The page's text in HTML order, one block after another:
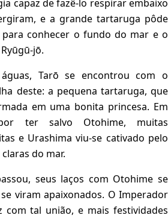
capaz de fazê-lo respirar embaixo
e a grande tartaruga pôde
para conhecer o fundo do mar e o
jō.
Tarō se encontrou com o
deste: a pequena tartaruga, que
em uma bonita princesa. Em
ter salvo Otohime, muitas
e Urashima viu-se cativado pelo
do mar.
seus laços com Otohime se
viram apaixonados. O Imperador
com tal união, e mais festividades